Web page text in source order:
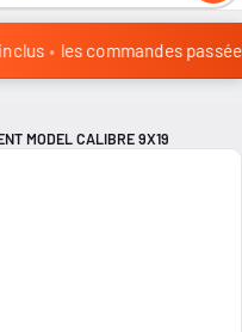
• les commandes
MODEL CALIBRE 9X19